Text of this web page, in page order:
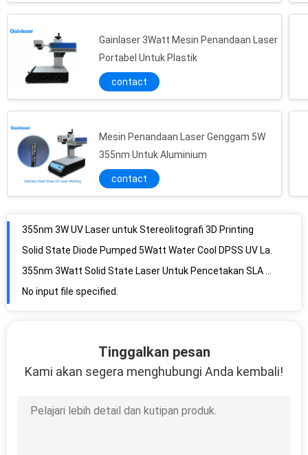
Gainlaser 3Watt Mesin Penandaan Laser
Portabel Untuk Plastik
contact
Mesin Penandaan Laser Genggam 5W
355nm Untuk Aluminium
contact
355nm 3W UV Laser untuk Stereolitografi 3D Printing
Solid State Diode Pumped 5Watt Water Cool DPSS UV Laser
355nm 3Watt Solid State Laser Untuk Pencetakan SLA 3D
No input file specified.
3W YVO4 Crystal Led Pumped Laser Untuk Menandai Logam
Tinggalkan pesan
Kami akan segera menghubungi Anda kembali!